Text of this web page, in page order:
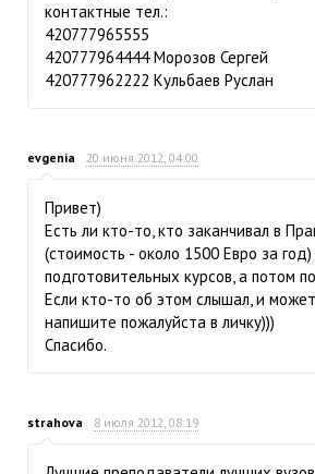
контактные тел.:
420777965555
420777964444 Морозов Сергей
420777962222 Кульбаев Руслан
evgenia 20 июня 2012, 04:00
Привет)
Есть ли кто-то, кто заканчивал в
(стоимость - около 1500 Евро за
подготовительных курсов, а потом
Если кто-то об этом слышал, и
напишите пожалуйста в личку)))
Спасибо.
strahova 8 июля 2012, 08:19